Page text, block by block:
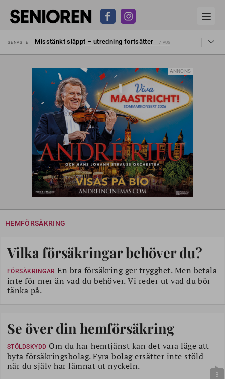
SENASTE
Misstänkt släppt – utredning fortsätter
7 AUG
Dom öppnar för rätt till garantipension
30 JUL
Snart kan telefonförsäljning förbjudas i Sverige
29 JUL
Hyror rusar ifrån äldres bostadstillägg
28 JUL
Liten höjning av garantipensionen
27 JUL
Misstänkt släppt – utredning fortsätter 7 AUG
ANNONS
HEMFÖRSÄKRING
Vilka försäkringar behöver du?
FÖRSÄKRINGAR En bra försäkring ger trygghet. Men betala
inte för mer än vad du behöver. Vi reder ut vad du bör
tänka på.
Se över din hemförsäkring
STÖLDSKYDD Om du har hemtjänst kan det vara läge att
byta försäkringsbolag. Fyra bolag ersätter inte stöld
när du själv har lämnat ut nyckeln.
3